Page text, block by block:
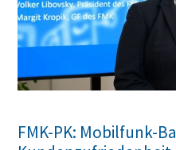
FMK-PK: Mobilfunk-